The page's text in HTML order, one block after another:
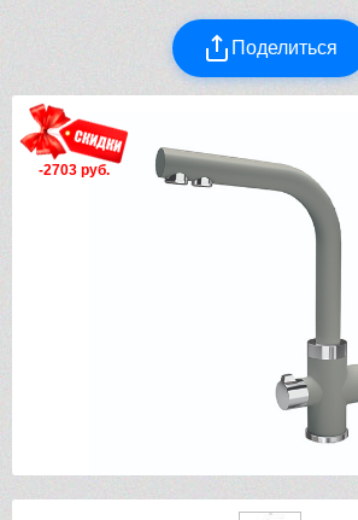
Поделиться
-2703 руб.